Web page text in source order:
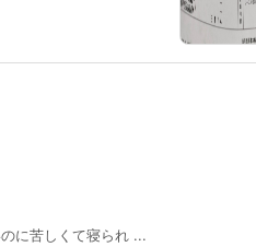
に苦しくて寝られ ...